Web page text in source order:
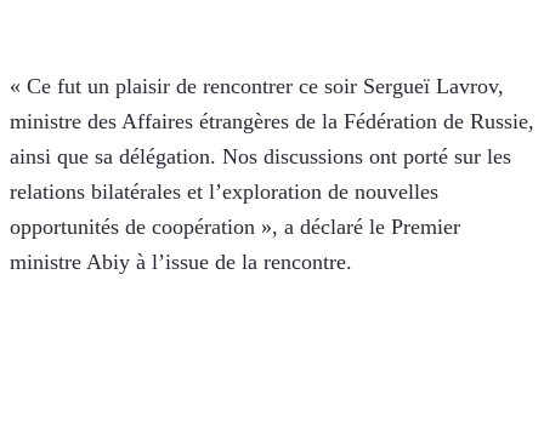
« Ce fut un plaisir de rencontrer ce soir Sergueï Lavrov,
ministre des Affaires étrangères de la Fédération de Russie,
ainsi que sa délégation. Nos discussions ont porté sur les
relations bilatérales et l’exploration de nouvelles
opportunités de coopération », a déclaré le Premier
ministre Abiy à l’issue de la rencontre.